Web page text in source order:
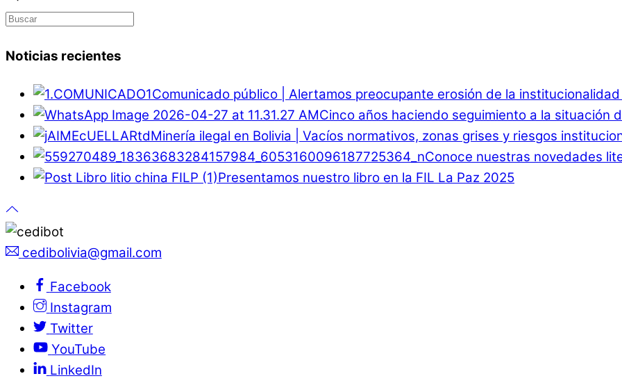
Noticias recientes
Comunicado público | Alertamos preocupante erosión de la
Cinco años haciendo seguimiento a la situación
Minería ilegal en Bolivia | Vacíos normativos, zonas grises y riesgos
Conoce nuestras novedades
Presentamos nuestro libro en la FIL La Paz 2025
cedibolivia@gmail.com
Facebook
Instagram
Twitter
YouTube
LinkedIn